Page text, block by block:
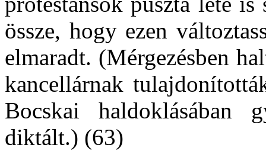
össze, hogy ezen
elmaradt. (Mérgezésben
kancellárnak
Bocskai haldoklásában
diktált.) (63)